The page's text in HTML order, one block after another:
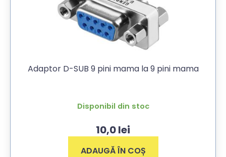
Adaptor D-SUB 9 pini mama la 9 pini mama
Disponibil din stoc
10,0lei
ADAUGĂ ÎN COȘ